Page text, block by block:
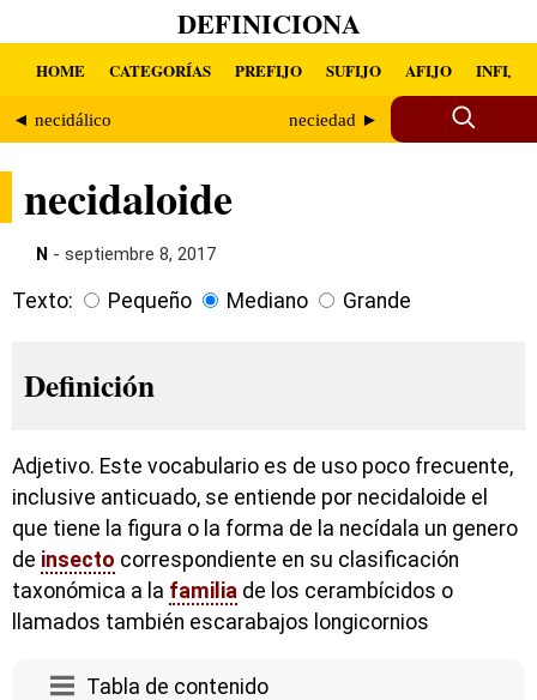
DEFINICIONA
HOME CATEGORÍAS PREFIJO SUFIJO AFIJO INFIJO
◄ necidálico neciedad ►
necidaloide
N - septiembre 8, 2017
Texto: Pequeño Mediano Grande
Definición
Adjetivo. Este vocabulario es de uso poco frecuente,
inclusive anticuado, se entiende por necidaloide el
que tiene la figura o la forma de la necídala un genero
de insecto correspondiente en su clasificación
taxonómica a la familia de los cerambícidos o
llamados también escarabajos longicornios
Tabla de contenido